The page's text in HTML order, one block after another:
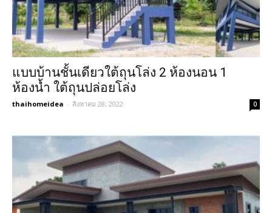
แบบบ้านชั้นเดียวใต้ถุนโล่ง 2 ห้องนอน 1
ห้องน้ำ ใต้ถุนปล่อยโล่ง
thaihomeidea - สิงหาคม 28, 2022 0